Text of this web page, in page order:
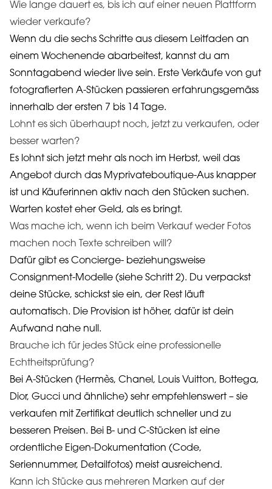
Wie lange dauert es, bis ich auf einer neuen Plattform
wieder verkaufe?
Wenn du die sechs Schritte aus diesem Leitfaden an
einem Wochenende abarbeitest, kannst du am
Sonntagabend wieder live sein. Erste Verkäufe von gut
fotografierten A-Stücken passieren erfahrungsgemäss
innerhalb der ersten 7 bis 14 Tage.
Lohnt es sich überhaupt noch, jetzt zu verkaufen, oder
besser warten?
Es lohnt sich jetzt mehr als noch im Herbst, weil das
Angebot durch das Myprivateboutique-Aus knapper
ist und Käuferinnen aktiv nach den Stücken suchen.
Warten kostet eher Geld, als es bringt.
Was mache ich, wenn ich beim Verkauf weder Fotos
machen noch Texte schreiben will?
Dafür gibt es Concierge- beziehungsweise
Consignment-Modelle (siehe Schritt 2). Du verpackst
deine Stücke, schickst sie ein, der Rest läuft
automatisch. Die Provision ist höher, dafür ist dein
Aufwand nahe null.
Brauche ich für jedes Stück eine professionelle
Echtheitsprüfung?
Bei A-Stücken (Hermès, Chanel, Louis Vuitton, Bottega,
Dior, Gucci und ähnliche) sehr empfehlenswert – sie
verkaufen mit Zertifikat deutlich schneller und zu
besseren Preisen. Bei B- und C-Stücken ist eine
ordentliche Eigen-Dokumentation (Code,
Seriennummer, Detailfotos) meist ausreichend.
Kann ich Stücke aus mehreren Marken auf der